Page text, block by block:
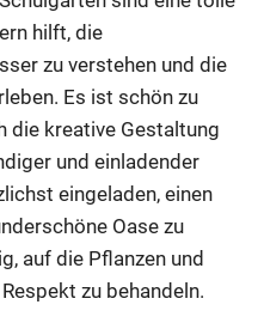
hilft, die
zu verstehen und die
Es ist schön zu
die kreative Gestaltung
und einladender
eingeladen, einen
Oase zu
auf die Pflanzen und
zu behandeln.